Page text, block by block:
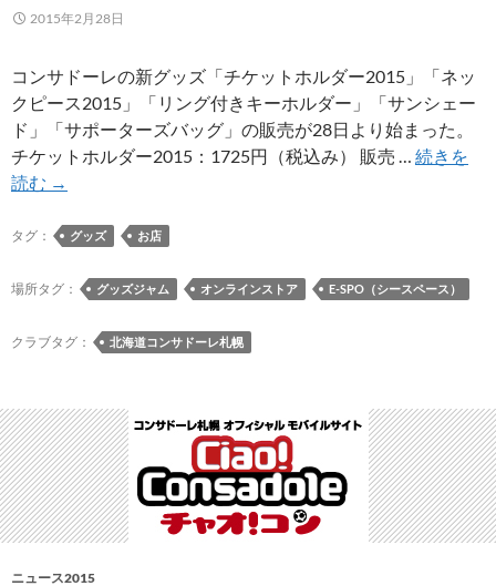
ト
総
選
挙」
レ
く
位
2015年2月28日
コンサドーレの新グッズ「チケットホルダー2015」「ネッ
クピース2015」「リング付きキーホルダー」「サンシェー
ド」「サポーターズバッグ」の販売が28日より始まった。
チケットホルダー2015：1725円（税込み） 販売 … 続きを
読む コ
サ
グ
ズ
ッ
ト
ホ
ル
ダ
2015」
→
タグ： グッズ お店
場所タグ： グッズジャム オンラインストア E-SPO（シースペース）
クラブタグ： 北海道コンサドーレ札幌
ニュース2015